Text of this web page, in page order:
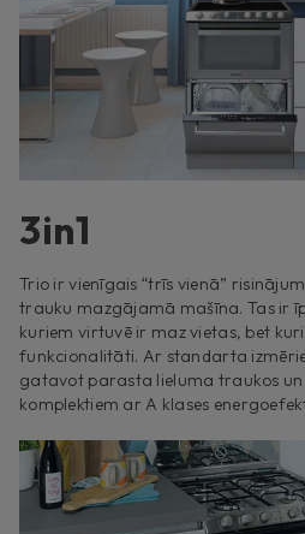
3in1
Trio ir vienīgais “trīs vienā”
trauku mazgājamā mašīna. Tas ir
kuriem virtuvē ir maz vietas, bet
funkcionalitāti. Ar standarta
gatavot parasta lieluma traukos
komplektiem ar A klases